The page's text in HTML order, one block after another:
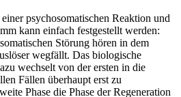
psychosomatischen Reaktion und
kann einfach festgestellt werden:
Störung hören in dem
wegfällt. Das biologische
wechselt von der ersten in die
Fällen überhaupt erst zu
Phase die Phase der Regeneration